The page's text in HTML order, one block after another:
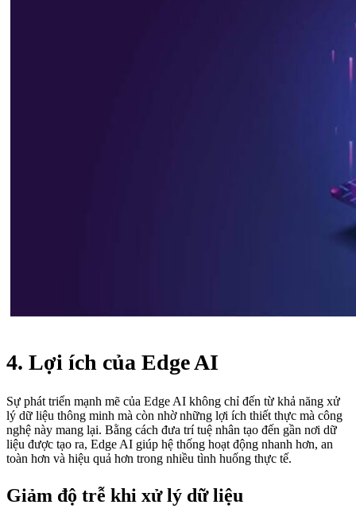
4. Lợi ích của Edge AI
Sự phát triển mạnh mẽ của Edge AI không chỉ đến từ khả năng xử
lý dữ liệu thông minh mà còn nhờ những lợi ích thiết thực mà công
nghệ này mang lại. Bằng cách đưa trí tuệ nhân tạo đến gần nơi dữ
liệu được tạo ra, Edge AI giúp hệ thống hoạt động nhanh hơn, an
toàn hơn và hiệu quả hơn trong nhiều tình huống thực tế.
Giảm độ trễ khi xử lý dữ liệu